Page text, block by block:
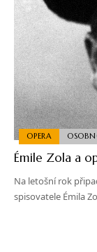
OPERA
Émile Zola a
Na letošní rok
spisovatele Émila